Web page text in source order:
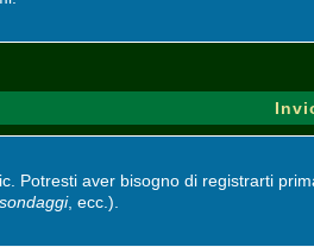
Potresti aver bisogno di registrarti
, ecc.).